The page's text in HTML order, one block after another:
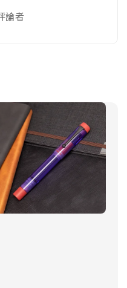
論者